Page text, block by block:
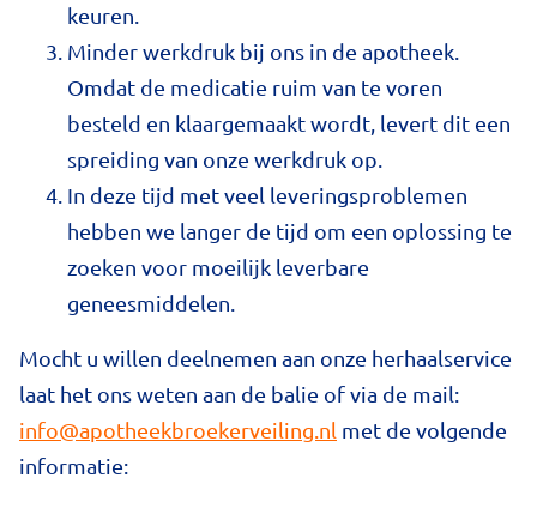
keuren.
Minder werkdruk bij ons in de apotheek.
Omdat de medicatie ruim van te voren
besteld en klaargemaakt wordt, levert dit een
spreiding van onze werkdruk op.
In deze tijd met veel leveringsproblemen
hebben we langer de tijd om een oplossing te
zoeken voor moeilijk leverbare
geneesmiddelen.
Mocht u willen deelnemen aan onze herhaalservice
laat het ons weten aan de balie of via de mail:
info@apotheekbroekerveiling.nl met de volgende
informatie: